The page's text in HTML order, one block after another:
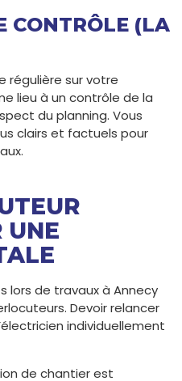
CONTRÔLE (LA
régulière sur votre
lieu à un contrôle de la
du planning. Vous
clairs et factuels pour
UNE
lors de travaux à Annecy
Devoir relancer
individuellement
de chantier est